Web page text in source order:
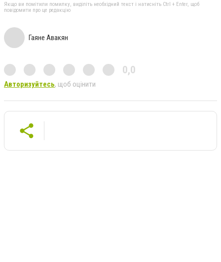
Якщо ви помітили помилку, виділіть необхідний текст і натисніть Ctrl + Enter, щоб
повідомити про це редакцію
Гаяне Авакян
0,0
Авторизуйтесь, щоб оцінити